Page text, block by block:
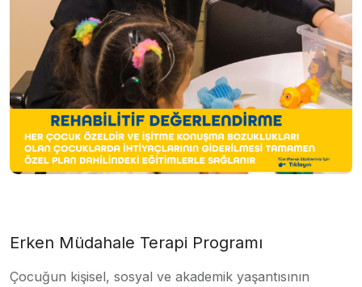
Erken Müdahale Terapi Programı
Çocuğun kişisel, sosyal ve akademik yaşantısının